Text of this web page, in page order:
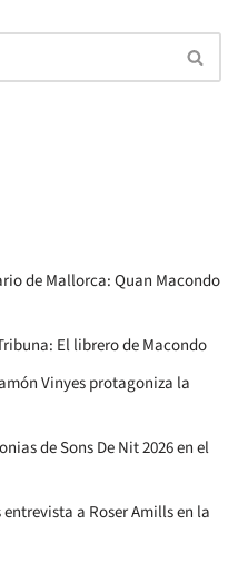
de Mallorca: Quan Macondo
El librero de Macondo
Vinyes protagoniza la
de Sons De Nit 2026 en el
a Roser Amills en la